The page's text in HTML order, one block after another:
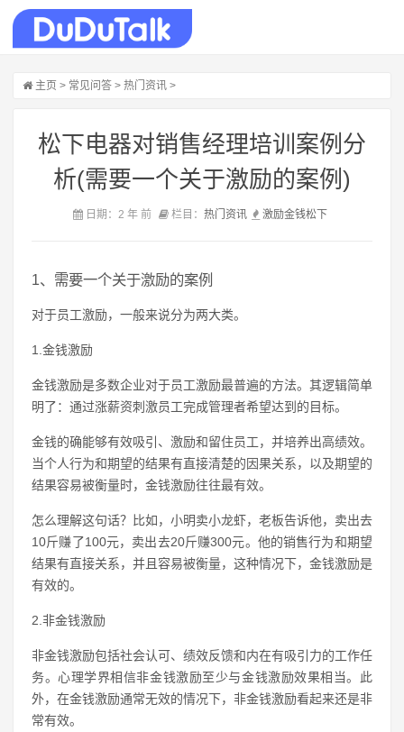
主页 > 常见问答 > 热门资讯 >
松下电器对销售经理培训案例分
析(需要一个关于激励的案例)
日期：2 年 前 栏目： 热门资讯 激励金钱松下
1、需要一个关于激励的案例
对于员工激励，一般来说分为两大类。
1.金钱激励
金钱激励是多数企业对于员工激励最普遍的方法。其逻辑简单
明了：通过涨薪资刺激员工完成管理者希望达到的目标。
金钱的确能够有效吸引、激励和留住员工，并培养出高绩效。
当个人行为和期望的结果有直接清楚的因果关系，以及期望的
结果容易被衡量时，金钱激励往往最有效。
怎么理解这句话？比如，小明卖小龙虾，老板告诉他，卖出去
10斤赚了100元，卖出去20斤赚300元。他的销售行为和期望
结果有直接关系，并且容易被衡量，这种情况下，金钱激励是
有效的。
2.非金钱激励
非金钱激励包括社会认可、绩效反馈和内在有吸引力的工作任
务。心理学界相信非金钱激励至少与金钱激励效果相当。此
外，在金钱激励通常无效的情况下，非金钱激励看起来还是非
常有效。